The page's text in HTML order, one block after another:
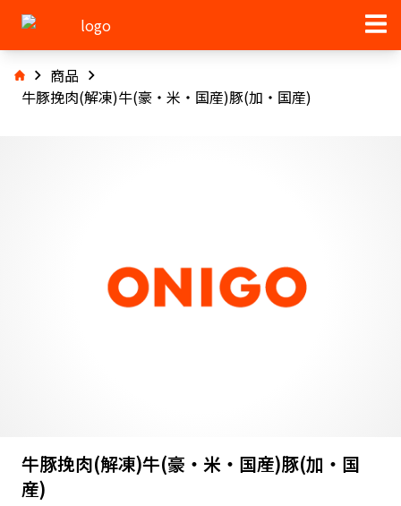
商品
牛豚挽肉(解凍)牛(豪・米・国産)豚(加・国産)
牛豚挽肉(解凍)牛(豪・米・国産)豚(加・国
産)